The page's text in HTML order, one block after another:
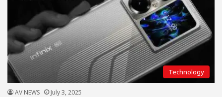
Technology
AV NEWS July 3, 2025